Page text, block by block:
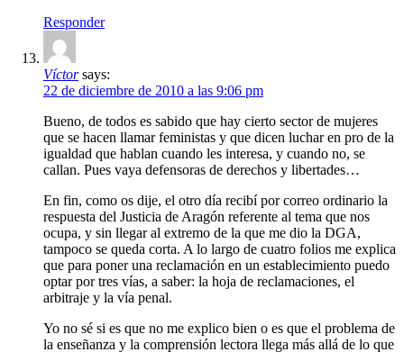
Responder
Víctor says:
22 de diciembre de 2010 a las 9:06 pm
Bueno, de todos es sabido que hay cierto sector de mujeres
que se hacen llamar feministas y que dicen luchar en pro de la
igualdad que hablan cuando les interesa, y cuando no, se
callan. Pues vaya defensoras de derechos y libertades…
En fin, como os dije, el otro día recibí por correo ordinario la
respuesta del Justicia de Aragón referente al tema que nos
ocupa, y sin llegar al extremo de la que me dio la DGA,
tampoco se queda corta. A lo largo de cuatro folios me explica
que para poner una reclamación en un establecimiento puedo
optar por tres vías, a saber: la hoja de reclamaciones, el
arbitraje y la vía penal.
Yo no sé si es que no me explico bien o es que el problema de
la enseñanza y la comprensión lectora llega más allá de lo que